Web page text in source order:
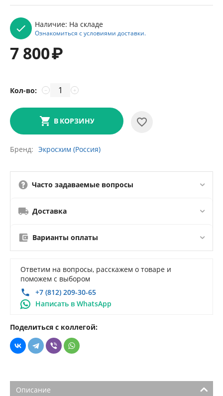
Наличие: На складе
Ознакомиться с условиями доставки.
7 800₽
Кол-во: +
−
В КОРЗИНУ
Бренд Экросхим (Россия)
Часто задаваемые вопросы
Доставка
Варианты оплаты
Ответим на вопросы, расскажем о товаре и
поможем с выбором
+7 (812) 209-30-65
Написать в WhatsApp
Поделиться с коллегой:
Описание